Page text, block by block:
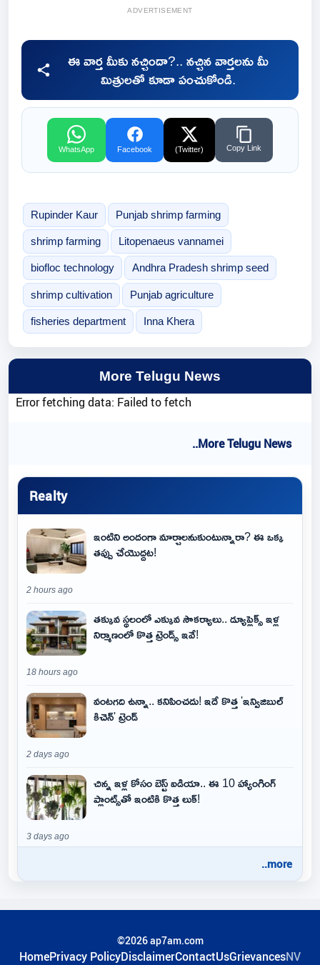
ADVERTISEMENT
ఈ వార్త మీకు నచ్చిందా?.. నచ్చిన వార్తలను మీ
మిత్రులతో కూడా పంచుకోండి.
WhatsApp Facebook (Twitter) Copy Link
Rupinder Kaur Punjab shrimp farming
shrimp farming Litopenaeus vannamei
biofloc technology Andhra Pradesh shrimp seed
shrimp cultivation Punjab agriculture
fisheries department Inna Khera
More Telugu News
Error fetching data: Failed to fetch
..More Telugu News
Realty
ఇంటిని అందంగా మార్చాలనుకుంటున్నారా? ఈ ఒక్క
తప్పు చేయొద్దట!
2 hours ago
తక్కువ స్థలంలో ఎక్కువ సౌకర్యాలు.. డ్యూప్లెక్స్ ఇళ్ల
నిర్మాణంలో కొత్త ట్రెండ్స్ ఇవే!
18 hours ago
వంటగది ఉన్నా.. కనిపించదు! ఇదే కొత్త 'ఇన్విజిబుల్
కిచెన్' ట్రెండ్
2 days ago
చిన్న ఇళ్ల కోసం బెస్ట్ ఐడియా.. ఈ 10 హ్యాంగింగ్
ప్లాంట్స్‌తో ఇంటికి కొత్త లుక్!
3 days ago
..more
©2026 ap7am.com
HomePrivacy PolicyDisclaimerContactUsGrievancesNV